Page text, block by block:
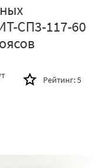
СП3-117-60
Рейтинг:5